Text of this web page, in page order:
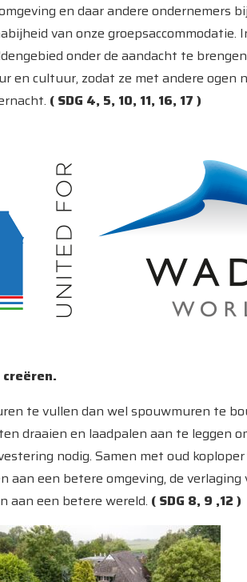
en daar andere ondernemers
van onze groepsaccommodatie.
onder de aandacht te
cultuur, zodat ze met andere ogen
( SDG 4, 5, 10, 11, 16, 17 )
te vullen dan wel spouwmuren te
draaien en laadpalen aan te leggen
nodig. Samen met oud
een betere omgeving, de
aan een betere wereld. ( SDG 8, 9 ,12 )